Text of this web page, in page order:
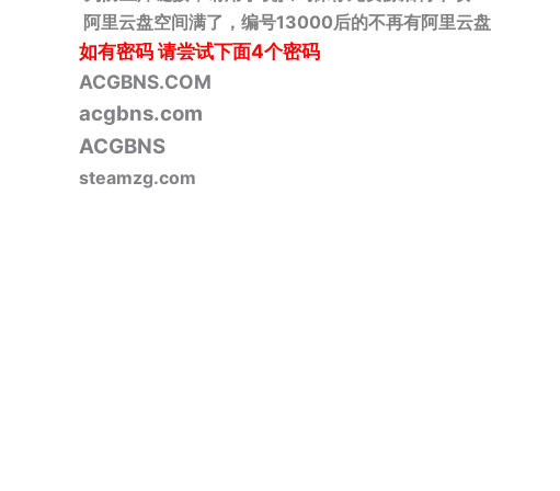
阿里云盘空间满了，编号13000后的不再有阿里云盘
如有密码请尝试下面4个密码
ACGBNS.COM
acgbns.com
ACGBNS
steamzg.com